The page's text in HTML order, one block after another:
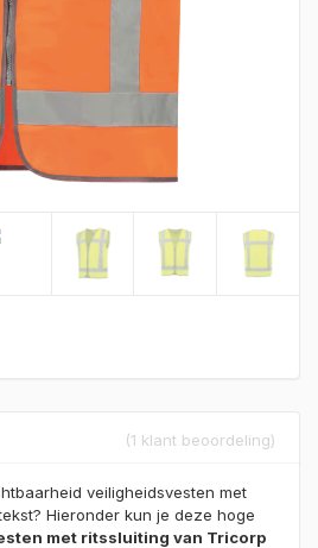
(1 klant beoordeling)
veiligheidsvesten met
Hieronder kun je deze hoge
met ritssluiting van Tricorp